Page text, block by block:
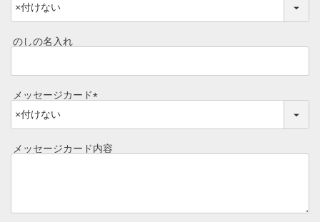
法人の方へ
よくある質問
焼き方レシピ
レビュー一覧
目録ギフト
(
必
須
のしの名入れ
メッセージカード
必
須
メッセージカード内容